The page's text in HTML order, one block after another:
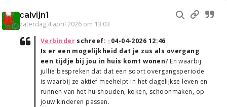
calvijn1
zaterdag 4 april 2026 om 13:03
Verbinderschreef: ↑04-04-2026 12:46
Is er een mogelijkheid dat je zus als overgang
een tijdje bij jou in huis komt wonen? En waarbij
jullie bespreken dat dat een soort overgangsperiode
is waarbij ze aktief meehelpt in het dagelijkse leven en
runnen van het huishouden, koken, schoonmaken, op
jouw kinderen passen.